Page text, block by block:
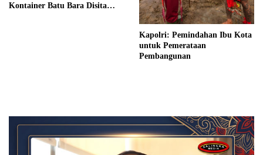
Kontainer Batu Bara Disita
Kapolri: Pemindahan Ibu Kota
untuk Pemerataan
Pembangunan